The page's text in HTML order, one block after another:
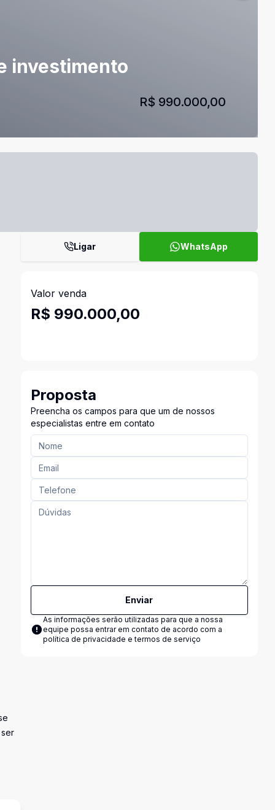
investimento
R$ 990.000,00
Ligar WhatsApp
Valor venda
R$ 990.000,00
Proposta
Preencha os campos para que um de nossos
especialistas entre em contato
Enviar
As informações serão utilizadas para que a nossa
equipe possa entrar em contato de acordo com a
política de privacidade e termos de serviço